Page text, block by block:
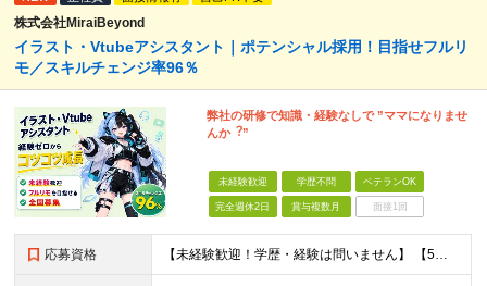
株式会社MiraiBeyond
イラスト・Vtubeアシスタント｜ポテンシャル採用！目指せフルリ
モ／スキルチェンジ率96％
弊社の研修で知識・経験なしで ”ママになりませ
んか︖”
未経験歓迎 学歴不問 ベテランOK
完全週休2日 賞与複数月 面接1回
応募資格 【未経験歓迎！学歴・経験は問いません】 【5名以上の積極採用を予定！】 事業拡大中につき、 これからイラストレーターを目指したい方を積極採用中です！ 「イラストを仕事にしてみたい」 「好きなことを